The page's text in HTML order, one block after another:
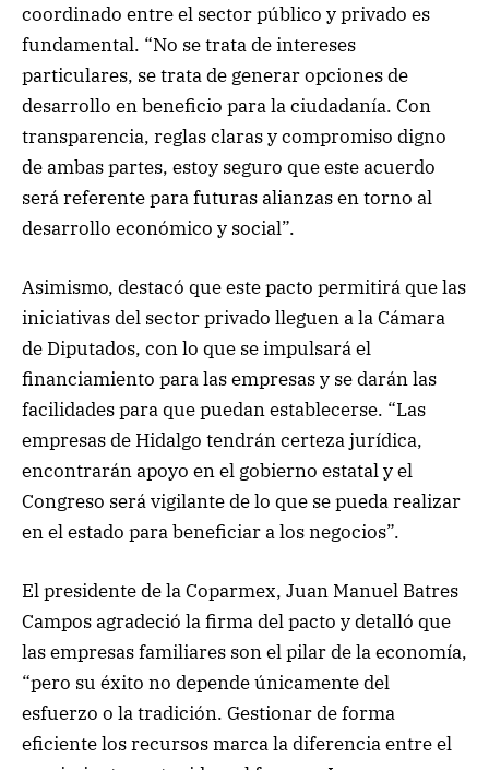
coordinado entre el sector público y privado es
fundamental. “No se trata de intereses
particulares, se trata de generar opciones de
desarrollo en beneficio para la ciudadanía. Con
transparencia, reglas claras y compromiso digno
de ambas partes, estoy seguro que este acuerdo
será referente para futuras alianzas en torno al
desarrollo económico y social”.
Asimismo, destacó que este pacto permitirá que las
iniciativas del sector privado lleguen a la Cámara
de Diputados, con lo que se impulsará el
financiamiento para las empresas y se darán las
facilidades para que puedan establecerse. “Las
empresas de Hidalgo tendrán certeza jurídica,
encontrarán apoyo en el gobierno estatal y el
Congreso será vigilante de lo que se pueda realizar
en el estado para beneficiar a los negocios”.
El presidente de la Coparmex, Juan Manuel Batres
Campos agradeció la firma del pacto y detalló que
las empresas familiares son el pilar de la economía,
“pero su éxito no depende únicamente del
esfuerzo o la tradición. Gestionar de forma
eficiente los recursos marca la diferencia entre el